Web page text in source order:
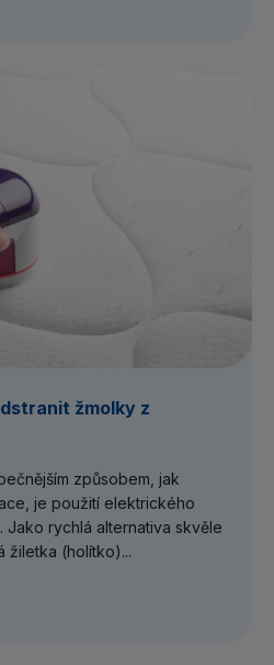
žmolky z
způsobem, jak
je použití elektrického
Jako rychlá alternativa skvěle
žiletka (holítko)...